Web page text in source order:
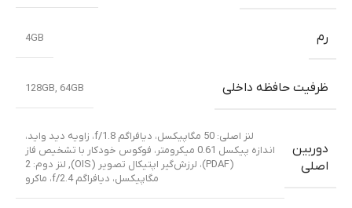
رم 4GB
ظرفیت حافظه داخلی 128GB, 64GB
دوربین
اصلی
لنز اصلی: 50 مگاپیکسل، دیافراگم f/1.8، زاویه دید واید،
اندازه پیکسل 0.61 میکرومتر، فوکوس خودکار با تشخیص فاز
(PDAF)، لرزش‌گیر اپتیکال تصویر (OIS)
,
لنز دوم: 2
مگاپیکسل، دیافراگم f/2.4، ماکرو